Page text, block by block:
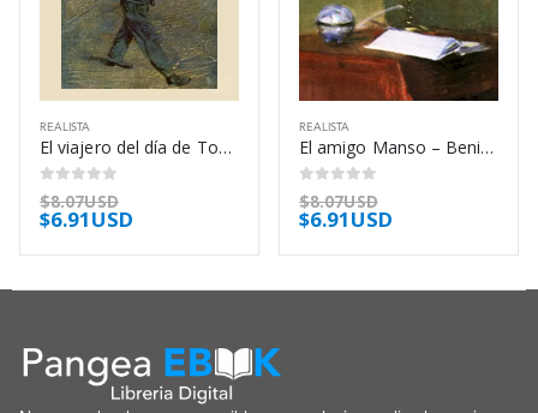
REALISTA
El viajero del día de Todos los Santos – Georges Simenon
0out of 5
$8.07USD
$6.91USD
REALISTA
El amigo Manso – Benito Pérez Galdós
0out of 5
$8.07USD
$6.91USD